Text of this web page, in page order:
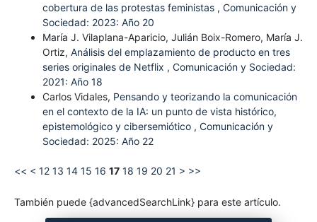
cobertura de las protestas feministas , Comunicación y
Sociedad: 2023: Año 20
María J. Vilaplana-Aparicio, Julián Boix-Romero, María J.
Ortiz, Análisis del emplazamiento de producto en tres
series originales de Netflix , Comunicación y Sociedad:
2021: Año 18
Carlos Vidales, Pensando y teorizando la comunicación
en el contexto de la IA: un punto de vista histórico,
epistemológico y cibersemiótico , Comunicación y
Sociedad: 2025: Año 22
<< < 12 13 14 15 16 17 18 19 20 21 > >>
También puede {advancedSearchLink} para este artículo.